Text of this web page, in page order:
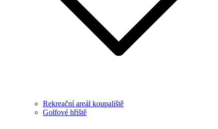
Rekreační areál koupaliště
Golfové hřiště